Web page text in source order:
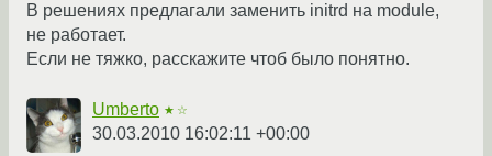
В решениях предлагали заменить initrd на module,
не работает.
Если не тяжко, расскажите чтоб было понятно.
Umberto ★☆
30.03.2010 16:02:11 +00:00